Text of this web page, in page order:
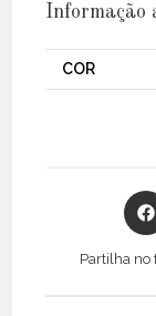
Informação
COR
in
Partilha no